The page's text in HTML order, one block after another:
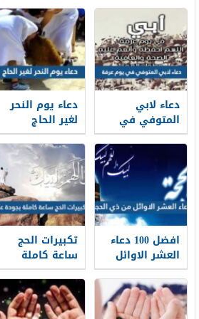
دعاء لابي
المتوفي في
يوم عرفة 2026
أدعية لأبي
المتوفي في
وقفة عرفة 1448
دعاء يوم النحر
لغير الحاج
مكتوب 2026 ،
أدعية يوم النحر
لغير الحاج 1448
افضل 100 دعاء
العشر الاوائل
من ذي الحجة
مكتوب 1448 /
2026
تكبيرات الحج
ساعة كاملة
بجودة عالية
1448 -2026 لبيك
اللهم لبيك